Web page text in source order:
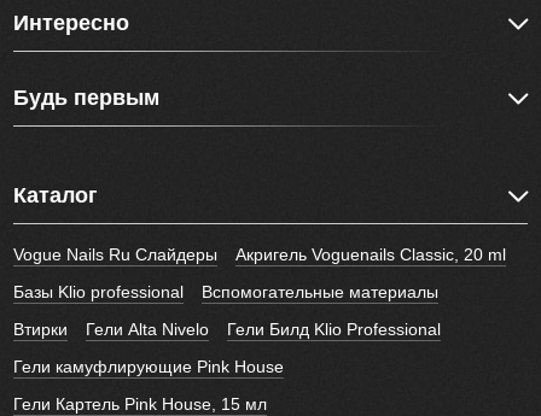
Интересно
Будь первым
Каталог
Vogue Nails Ru Слайдеры
Акригель Voguenails Classic, 20 ml
Базы Klio professional
Вспомогательные материалы
Втирки
Гели Alta Nivelo
Гели Билд Klio Professional
Гели камуфлирующие Pink House
Гели Картель Pink House, 15 мл